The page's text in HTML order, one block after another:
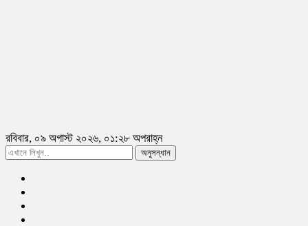
রবিবার, ০৯ অগাস্ট ২০২৬, ০১:২৮ অপরাহ্ন
অনুসন্ধান